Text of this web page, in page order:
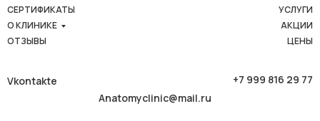
О КЛИНИКЕ
ОТЗЫВЫ
СЕРТИФИКАТЫ
ЦЕНЫ
АКЦИИ
УСЛУГИ
Vkontakte
Anatomyclinic@mail.ru
+7 999 816 29 77